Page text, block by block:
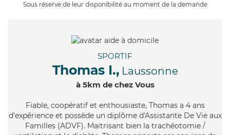
Sous réserve de leur disponibilité au moment de la demande
SPORTIF
Thomas I., Laussonne
à 5km de chez Vous
Fiable, coopératif et enthousiaste, Thomas a 4 ans
d'expérience et possède un diplôme d'Assistante De Vie aux
Familles (ADVF). Maitrisant bien la trachéotomie /